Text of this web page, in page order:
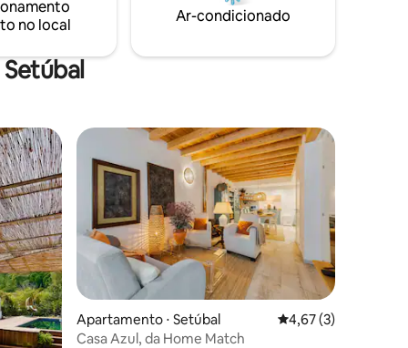
no local
Ar-condicionado
Apartamento ⋅ Setúbal 4,67 de uma
4,67 (3)
Casa Azul, da Home Match